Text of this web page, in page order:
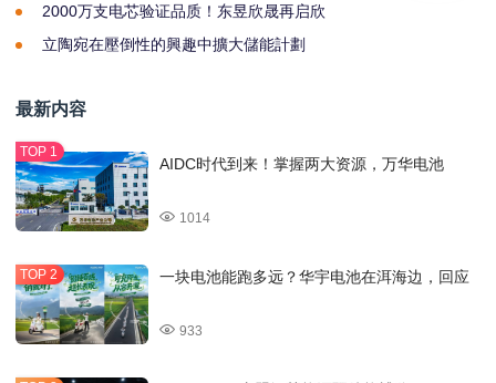
2000万支电芯验证品质！东昱欣晟再启欣
立陶宛在壓倒性的興趣中擴大儲能計劃
最新内容
AIDC时代到来！掌握两大资源，万华电池
1014
一块电池能跑多远？华宇电池在洱海边，回应
933